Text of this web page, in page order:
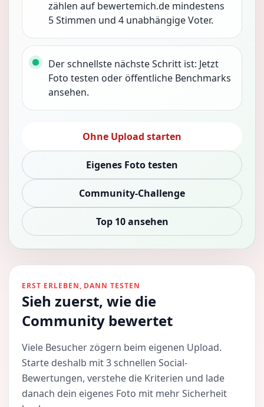
zählen auf bewertemich.de mindestens
5 Stimmen und 4 unabhängige Voter.
Der schnellste nächste Schritt ist: Jetzt
Foto testen oder öffentliche Benchmarks
ansehen.
Ohne Upload starten
Eigenes Foto testen
Community-Challenge
Top 10 ansehen
ERST ERLEBEN, DANN TESTEN
Sieh zuerst, wie die
Community bewertet
Viele Besucher zögern beim eigenen Upload.
Starte deshalb mit 3 schnellen Social-
Bewertungen, verstehe die Kriterien und lade
danach dein eigenes Foto mit mehr Sicherheit